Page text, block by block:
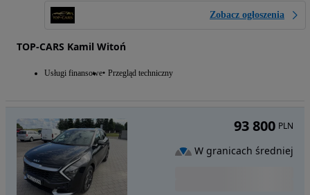
Zobacz ogłoszenia
TOP-CARS Kamil Witoń
Usługi finansowe Przegląd techniczny
93 800 PLN
W granicach średniej